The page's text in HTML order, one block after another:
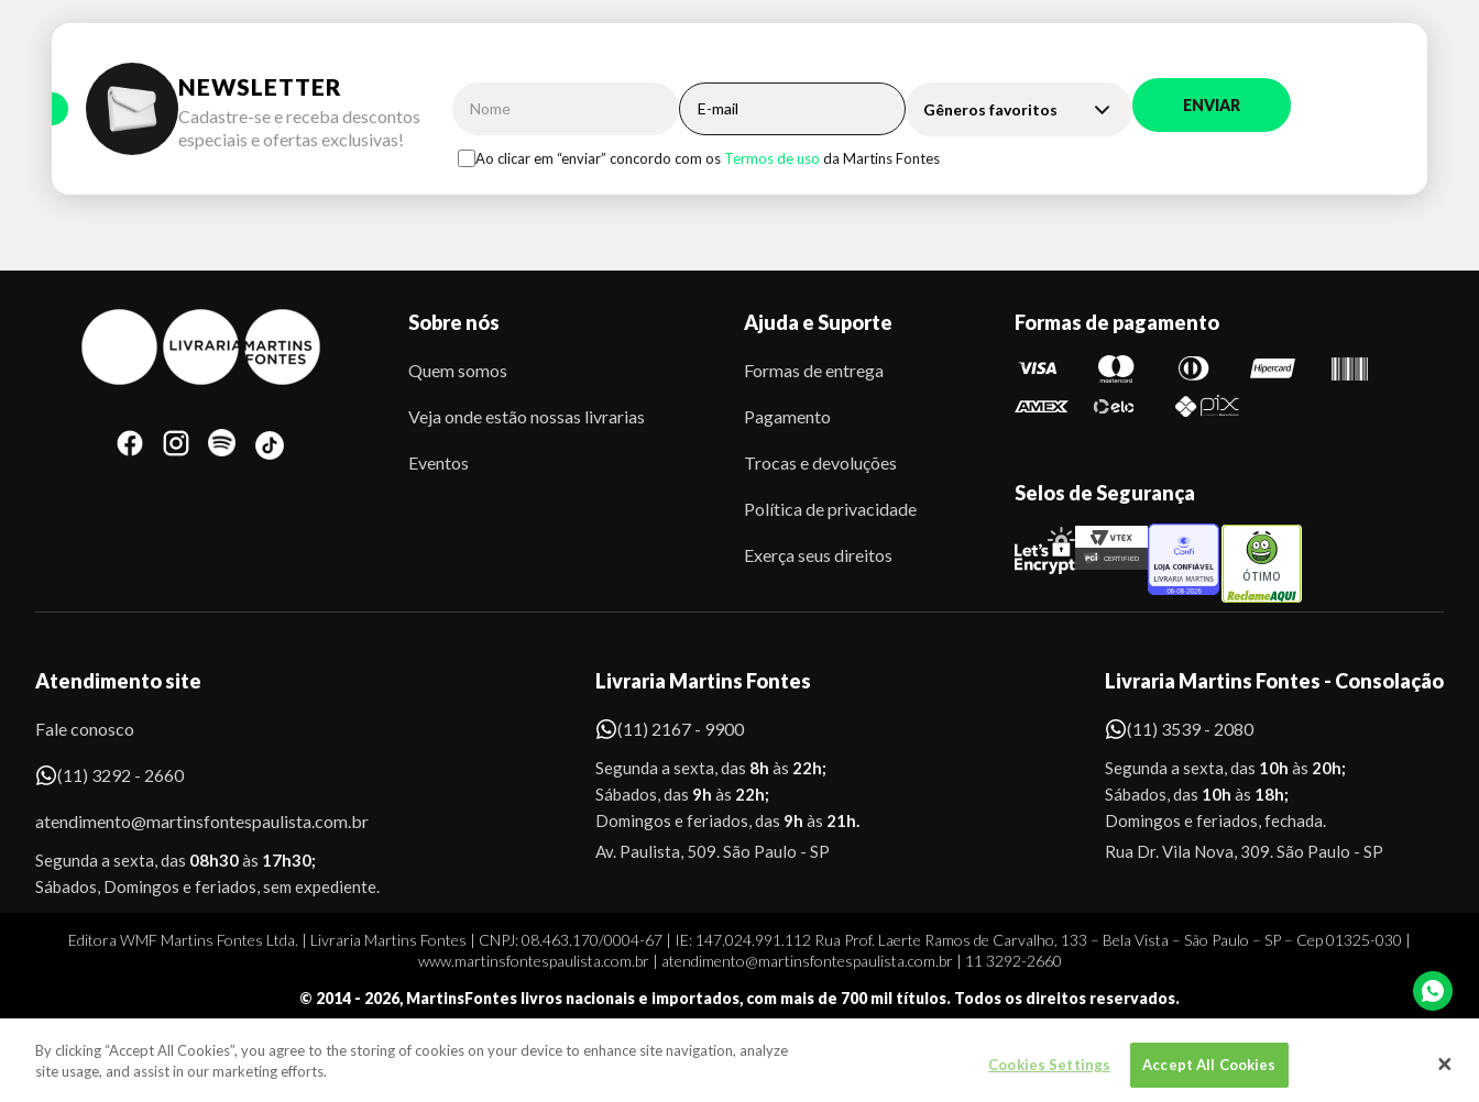
NEWSLETTER
Cadastre-se e receba descontos
especiais e ofertas exclusivas!
Gêneros favoritos ENVIAR
Ao clicar em “enviar” concordo com os Termos de uso da Martins Fontes
Sobe
Sobre nós
Quem somos
Veja onde estão nossas livrarias
Eventos
Ajuda e Suporte
Formas de entrega
Pagamento
Trocas e devoluções
Política de privacidade
Exerça seus direitos
Formas de pagamento
Selos de Segurança
ÓTIMO
Atendimento site
Fale conosco
(11) 3292 - 2660
atendimento@martinsfontespaulista.com.br
Segunda a sexta, das 08h30às 17h30;
Sábados, Domingos e feriados, sem expediente.
Livraria Martins Fontes
(11) 2167 - 9900
Segunda a sexta, das 8h às 22h;
Sábados, das 9h às 22h;
Domingos e feriados, das 9h às 21h.
Av. Paulista, 509. São Paulo - SP
Livraria Martins Fontes - Consolação
(11) 3539 - 2080
Segunda a sexta, das 10h às 20h;
Sábados, das 10h às 18h;
Domingos e feriados, fechada.
Rua Dr. Vila Nova, 309. São Paulo - SP
Editora WMF Martins Fontes Ltda. | Livraria Martins Fontes | CNPJ: 08.463.170/0004-67 | IE: 147.024.991.112 Rua Prof. Laerte Ramos de Carvalho, 133 – Bela Vista – São Paulo – SP – Cep 01325-030 |
www.martinsfontespaulista.com.br | atendimento@martinsfontespaulista.com.br | 11 3292-2660
© 2014 - 2026, MartinsFontes livros nacionais e importados, com mais de 700 mil títulos. Todos os direitos reservados.
By clicking “Accept All Cookies”, you agree to the storing of cookies on your device to enhance site navigation, analyze
site usage, and assist in our marketing efforts.
Cookies Settings Accept All Cookies